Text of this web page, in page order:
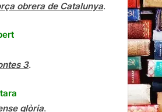
obrera de Catalunya.
3.
glòria.